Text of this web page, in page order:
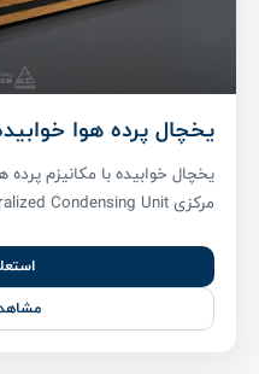
یخچال پرده هوا
یخچال خوابیده با مکانیزم
مرکزی Centralized Condensing Unit ...